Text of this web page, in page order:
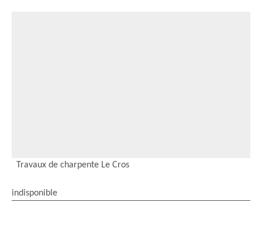
Travaux de charpente Le Cros
indisponible